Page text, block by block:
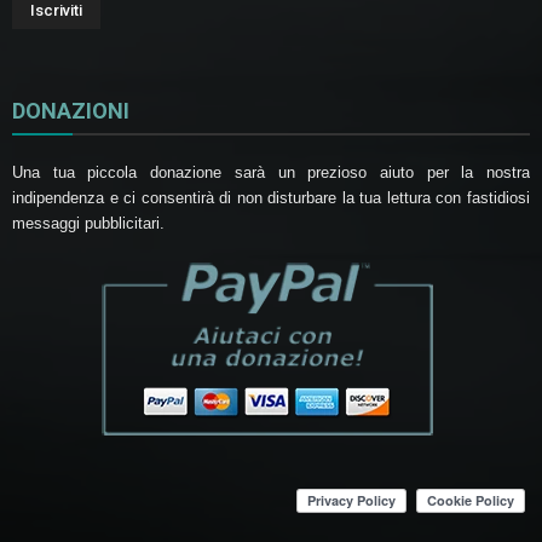
DONAZIONI
Una tua piccola donazione sarà un prezioso aiuto per la nostra
indipendenza e ci consentirà di non disturbare la tua lettura con fastidiosi
messaggi pubblicitari.